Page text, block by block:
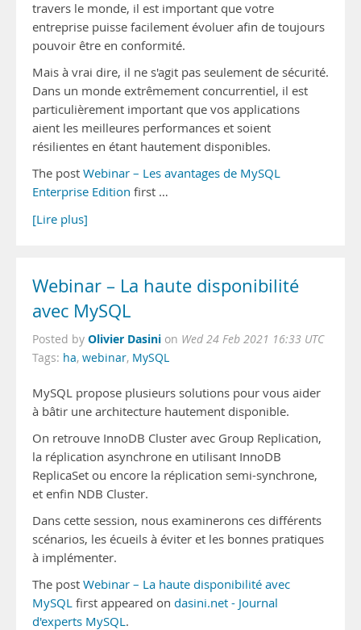
travers le monde, il est important que votre
entreprise puisse facilement évoluer afin de toujours
pouvoir être en conformité.
Mais à vrai dire, il ne s'agit pas seulement de sécurité.
Dans un monde extrêmement concurrentiel, il est
particulièrement important que vos applications
aient les meilleures performances et soient
résilientes en étant hautement disponibles.
The post Webinar – Les avantages de MySQL
Enterprise Edition first …
[Lire plus]
Webinar – La haute disponibilité
avec MySQL
Posted by Olivier Dasini on Wed 24 Feb 2021 16:33 UTC
Tags: ha, webinar, MySQL
MySQL propose plusieurs solutions pour vous aider
à bâtir une architecture hautement disponible.
On retrouve InnoDB Cluster avec Group Replication,
la réplication asynchrone en utilisant InnoDB
ReplicaSet ou encore la réplication semi-synchrone,
et enfin NDB Cluster.
Dans cette session, nous examinerons ces différents
scénarios, les écueils à éviter et les bonnes pratiques
à implémenter.
The post Webinar – La haute disponibilité avec
MySQL first appeared on dasini.net - Journal
d'experts MySQL.